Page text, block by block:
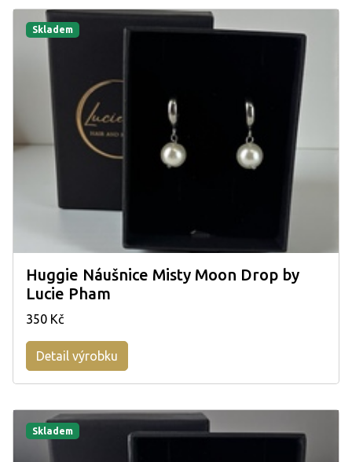
Skladem
Huggie Náušnice Misty Moon Drop by
Lucie Pham
350 Kč
Detail výrobku
Skladem